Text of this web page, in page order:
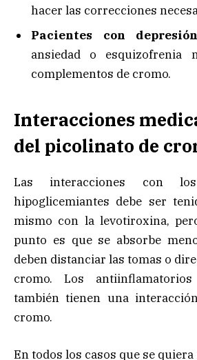
hacer las correcciones
Pacientes con
ansiedad o esquizofrenia
complementos de cromo.
Interacciones
del picolinato de
Las interacciones con los
hipoglicemiantes debe ser
mismo con la levotiroxina,
punto es que se absorbe
deben distanciar las tomas o
cromo. Los
también tienen una
cromo.
En todos los casos que se